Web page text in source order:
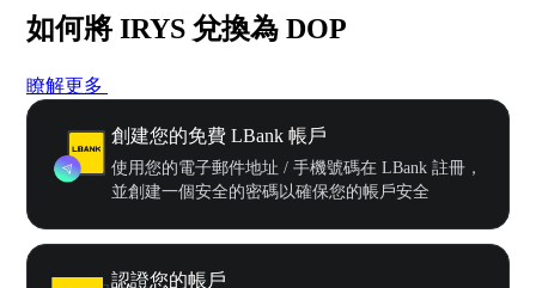
如何將 IRYS 兌換為 DOP
瞭解更多
創建您的免費 LBank 帳戶
使用您的電子郵件地址 / 手機號碼在 LBank 註冊，
並創建一個安全的密碼以確保您的帳戶安全
認證您的帳戶